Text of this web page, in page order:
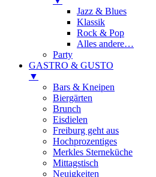
Jazz & Blues
Klassik
Rock & Pop
Alles andere…
Party
GASTRO & GUSTO
▼
Bars & Kneipen
Biergärten
Brunch
Eisdielen
Freiburg geht aus
Hochprozentiges
Merkles Sterneküche
Mittagstisch
Neuigkeiten